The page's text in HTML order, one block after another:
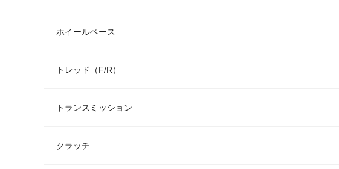
ホイールベース
トレッド（F/R）
トランスミッション
クラッチ